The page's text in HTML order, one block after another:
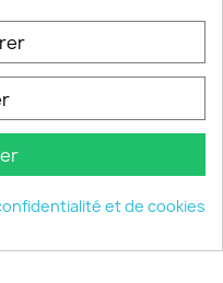
keyboard_arrow_down
et de cookies